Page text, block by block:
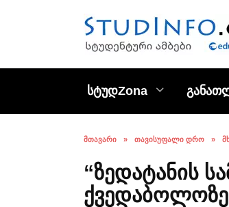
სტუდZona
ᲛᲗᲐᲕᲐᲠᲘ » ᲗᲐᲕᲘᲡᲣᲤᲐᲚᲘ ᲓᲠᲝ »
“ზედატანის
ქვედაბოლოზე